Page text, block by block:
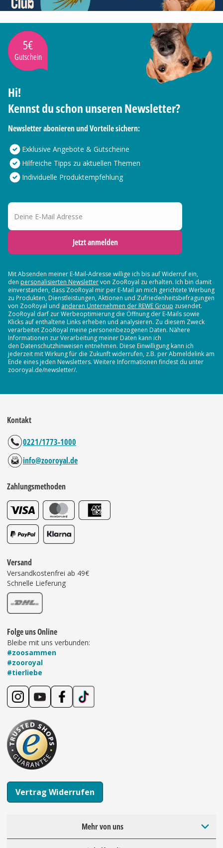
5€
Gutschein
Hi!
Kennst du schon unseren Newsletter?
Newsletter abonieren und Vorteile sichern:
Exklusive Angebote & Gutscheine
Hilfreiche Tipps zu aktuellen Themen
Individuelle Produktempfehlung
Deine E-Mail Adresse
Jetzt anmelden
Mit Absenden meiner E-Mail-Adresse willige ich bis auf Widerruf ein,
den personalisierten Newslettervon ZooRoyal zu erhalten. Ich bin damit
einverstanden, dass ZooRoyal mir per E-Mail an mich gerichtete Werbung
zu Produkten, Dienstleistungen, Aktionen und Zufriedenheitsbefragungen
von ZooRoyal und anderen Unternehmen der REWE Group zusendet.
ZooRoyal darf zur Werbeoptimierung die Öffnung der E-Mails sowie
Klicks auf enthaltene Links erheben und analysieren. Zu diesem Zweck
verarbeitet ZooRoyal meine personenbezogenen Daten. Nähere
Informationen zur Verarbeitung meiner Daten kann ich
den Datenschutzhinweisen entnehmen. Diese Einwilligung kann ich
jederzeit mit Wirkung für die Zukunft widerrufen, z.B. per Abmeldelink am
Ende eines jeden Newsletters. Weitere Informationen findest du unter
zooroyal.de/newsletter/.
Kontakt
0221/1773-1000
info@zooroyal.de
Zahlungsmethoden
Versand
Versandkostenfrei ab 49€
Schnelle Lieferung
Folge uns Online
Bleibe mit uns verbunden:
#zoosammen
#zooroyal
#tierliebe
Vertrag Widerrufen
Mehr von uns